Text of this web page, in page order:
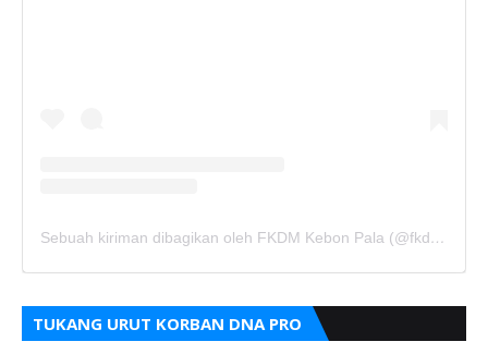
Sebuah kiriman dibagikan oleh FKDM Kebon Pala (@fkdm_kebonpala)
TUKANG URUT KORBAN DNA PRO